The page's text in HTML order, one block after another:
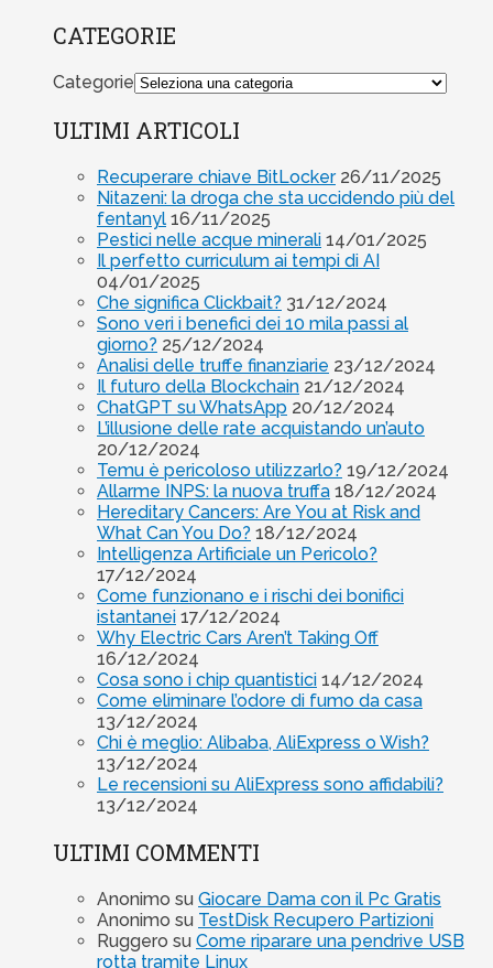
CATEGORIE
Categorie
ULTIMI ARTICOLI
Recuperare chiave BitLocker 26/11/2025
Nitazeni: la droga che sta uccidendo più del
fentanyl 16/11/2025
Pestici nelle acque minerali 14/01/2025
Il perfetto curriculum ai tempi di AI
04/01/2025
Che significa Clickbait? 31/12/2024
Sono veri i benefici dei 10 mila passi al
giorno? 25/12/2024
Analisi delle truffe finanziarie 23/12/2024
Il futuro della Blockchain 21/12/2024
ChatGPT su WhatsApp 20/12/2024
L’illusione delle rate acquistando un’auto
20/12/2024
Temu è pericoloso utilizzarlo? 19/12/2024
Allarme INPS: la nuova truffa 18/12/2024
Hereditary Cancers: Are You at Risk and
What Can You Do? 18/12/2024
Intelligenza Artificiale un Pericolo?
17/12/2024
Come funzionano e i rischi dei bonifici
istantanei 17/12/2024
Why Electric Cars Aren’t Taking Off
16/12/2024
Cosa sono i chip quantistici 14/12/2024
Come eliminare l’odore di fumo da casa
13/12/2024
Chi è meglio: Alibaba, AliExpress o Wish?
13/12/2024
Le recensioni su AliExpress sono affidabili?
13/12/2024
ULTIMI COMMENTI
Anonimo su Giocare Dama con il Pc Gratis
Anonimo su TestDisk Recupero Partizioni
Ruggero su Come riparare una pendrive USB
rotta tramite Linux